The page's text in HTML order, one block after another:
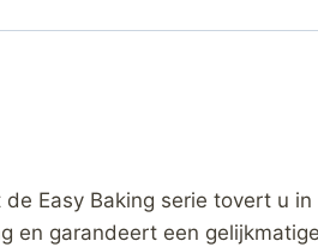
Easy Baking serie tovert u
garandeert een